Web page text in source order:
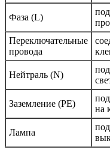
Фаза (L)
Переключательные
провода
Нейтраль (N)
Заземление (PE)
на
Лампа